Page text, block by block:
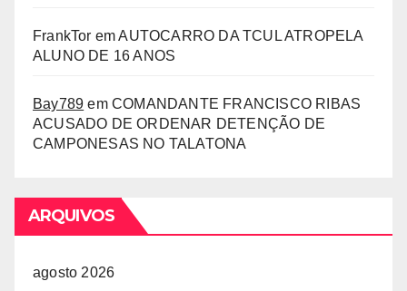
FrankTor emAUTOCARRO DA TCUL ATROPELA
ALUNO DE 16 ANOS
Bay789 emCOMANDANTE FRANCISCO RIBAS
ACUSADO DE ORDENAR DETENÇÃO DE
CAMPONESAS NO TALATONA
ARQUIVOS
agosto 2026